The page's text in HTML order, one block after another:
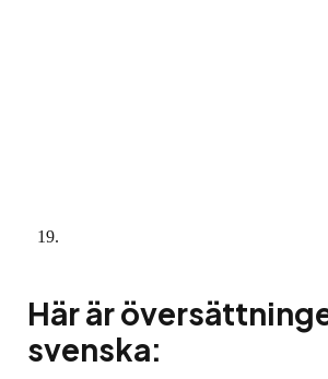
Här är
svenska: